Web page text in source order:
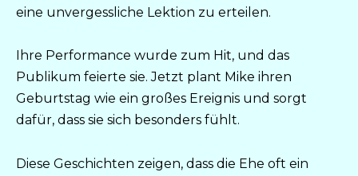
eine unvergessliche Lektion zu erteilen.
Ihre Performance wurde zum Hit, und das
Publikum feierte sie. Jetzt plant Mike ihren
Geburtstag wie ein großes Ereignis und sorgt
dafür, dass sie sich besonders fühlt.
Diese Geschichten zeigen, dass die Ehe oft ein